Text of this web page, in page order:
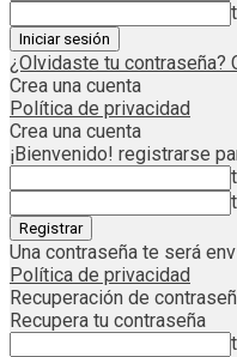
¿Olvidaste tu contraseña?
Crea una cuenta
Política de privacidad
Crea una cuenta
¡Bienvenido! registrarse
Una contraseña te será
Política de privacidad
Recuperación de
Recupera tu contraseña